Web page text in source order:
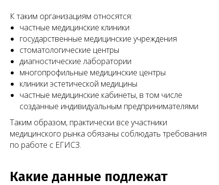
К таким организациям относятся:
частные медицинские клиники
государственные медицинские учреждения
стоматологические центры
диагностические лаборатории
многопрофильные медицинские центры
клиники эстетической медицины
частные медицинские кабинеты, в том числе
созданные индивидуальным предпринимателями
Таким образом, практически все участники
медицинского рынка обязаны соблюдать требования
по работе с ЕГИСЗ.
Какие данные подлежат